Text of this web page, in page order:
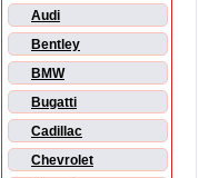
Audi
Bentley
BMW
Bugatti
Cadillac
Chevrolet